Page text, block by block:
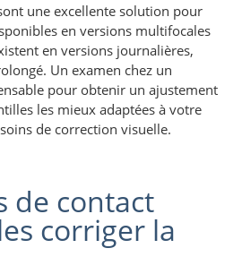
une excellente solution pour
en versions multifocales
en versions journalières,
Un examen chez un
pour obtenir un ajustement
les mieux adaptées à votre
de correction visuelle.
de contact
corriger la